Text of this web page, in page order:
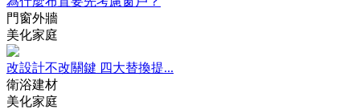
門窗外牆
美化家庭
改設計不改關鍵 四大替換提...
衛浴建材
美化家庭